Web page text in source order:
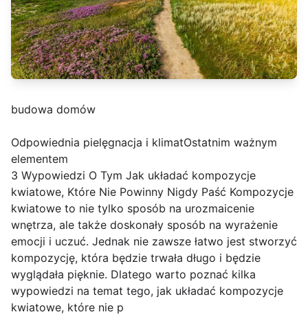
budowa domów
Odpowiednia pielęgnacja i klimatOstatnim ważnym
elementem
3 Wypowiedzi O Tym Jak układać kompozycje
kwiatowe, Które Nie Powinny Nigdy Paść Kompozycje
kwiatowe to nie tylko sposób na urozmaicenie
wnętrza, ale także doskonały sposób na wyrażenie
emocji i uczuć. Jednak nie zawsze łatwo jest stworzyć
kompozycję, która będzie trwała długo i będzie
wyglądała pięknie. Dlatego warto poznać kilka
wypowiedzi na temat tego, jak układać kompozycje
kwiatowe, które nie p